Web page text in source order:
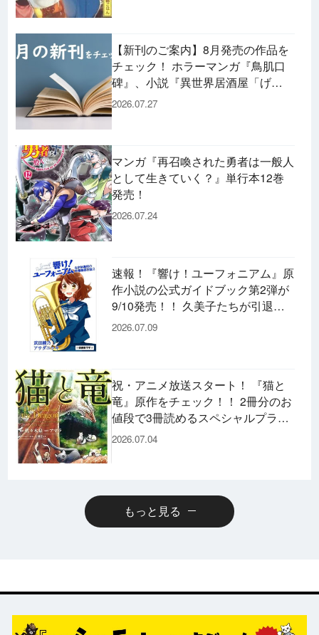
【新刊のご案内】8月発売の作品を
チェック！ ホラーマンガ『鳥肌口
碑』、小説『異世界居酒屋「げ
ん」』、文庫『カエル男 完結編』
などずらり！
2026.07.27
マンガ『再召喚された勇者は一般人
として生きていく？』単行本12巻
発売！
2026.07.24
速報！『響け！ユーフォニアム』原
作小説の公式ガイドブック第2弾が
9/10発売！！ 久美子たちが引退し
た後の書き下ろし小説など充実の内
2026.07.09
祝・アニメ放送スタート！ 『猫と
竜』原作をチェック！！ 2冊分のお
値段で3冊読めるスペシャルプライ
スパックのコミックスも発売！
2026.07.04
もっと見る